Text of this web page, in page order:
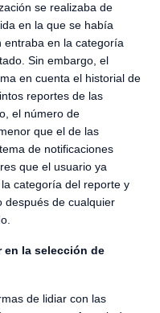
se realizaba de
en la que se había
entraba en la categoría
Sin embargo, el
en cuenta el historial de
reportes de las
el número de
que el de las
de notificaciones
que el usuario ya
categoría del reporte y
después de cualquier
en la selección de
de lidiar con las